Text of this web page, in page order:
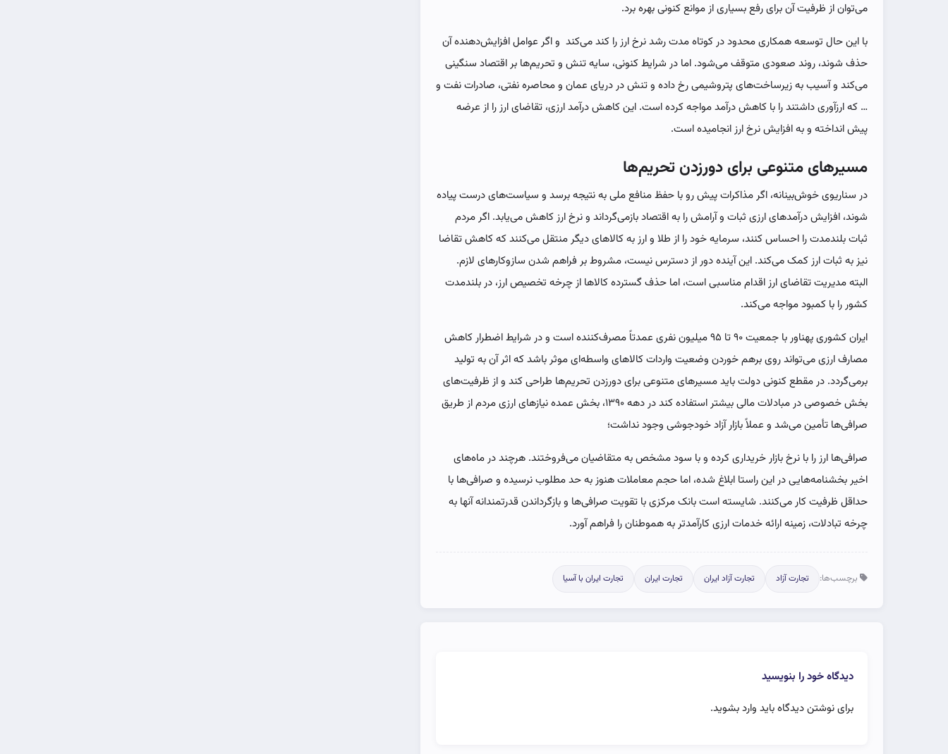
می‌توان از ظرفیت آن برای رفع بسیاری از موانع کنونی بهره برد.
با این حال توسعه همکاری محدود در کوتاه مدت رشد نرخ ارز را کند می‌کند و اگر عوامل افزایش‌دهنده آن
حذف شوند، روند صعودی متوقف می‌شود. اما در شرایط کنونی، سایه تنش و تحریم‌ها بر اقتصاد سنگینی
می‌کند و آسیب به زیرساخت‌های پتروشیمی رخ داده و تنش در دریای عمان و محاصره نفتی، صادرات نفت و
… که ارزآوری داشتند را با کاهش درآمد مواجه کرده است. این کاهش درآمد ارزی، تقاضای ارز را از عرضه
پیش انداخته و به افزایش نرخ ارز انجامیده است.
مسیرهای متنوعی برای دورزدن تحریم‌ها
در سناریوی خوش‌بینانه، اگر مذاکرات پیش رو با حفظ منافع ملی به نتیجه برسد و سیاست‌های درست پیاده
شوند، افزایش درآمدهای ارزی ثبات و آرامش را به اقتصاد بازمی‌گرداند و نرخ ارز کاهش می‌یابد. اگر مردم
ثبات بلندمدت را احساس کنند، سرمایه خود را از طلا و ارز به کالاهای دیگر منتقل می‌کنند که کاهش تقاضا
نیز به ثبات ارز کمک می‌کند. این آینده دور از دسترس نیست، مشروط بر فراهم شدن سازوکارهای لازم.
البته مدیریت تقاضای ارز اقدام مناسبی است، اما حذف گسترده کالاها از چرخه تخصیص ارز، در بلندمدت
کشور را با کمبود مواجه می‌کند.
ایران کشوری پهناور با جمعیت ۹۰ تا ۹۵ میلیون نفری عمدتاً مصرف‌کننده است‌ و در شرایط اضطرار کاهش
مصارف ارزی می‌تواند روی برهم خوردن وضعیت واردات کالاهای واسطه‌ای موثر باشد که اثر آن به تولید
برمی‌گردد. در مقطع کنونی دولت باید مسیرهای متنوعی برای دورزدن تحریم‌ها طراحی کند و از ظرفیت‌های
بخش خصوصی در مبادلات مالی بیشتر استفاده کند در دهه ۱۳۹۰، بخش عمده نیازهای ارزی مردم از طریق
صرافی‌ها تأمین می‌شد و عملاً بازار آزاد خودجوشی وجود نداشت؛
صرافی‌ها ارز را با نرخ بازار خریداری کرده و با سود مشخص به متقاضیان می‌فروختند. هرچند در ماه‌های
اخیر بخشنامه‌هایی در این راستا ابلاغ شده، اما حجم معاملات هنوز به حد مطلوب نرسیده و صرافی‌ها با
حداقل ظرفیت کار می‌کنند. شایسته است بانک مرکزی با تقویت صرافی‌ها و بازگرداندن قدرتمندانه آنها به
چرخه تبادلات، زمینه ارائه خدمات ارزی کارآمدتر به هموطنان را فراهم آورد.
برچسب‌ها: تجارت آزاد تجارت آزاد ایران تجارت ایران تجارت ایران با آسیا
دیدگاه خود را بنویسید
برای نوشتن دیدگاه باید وارد بشوید.